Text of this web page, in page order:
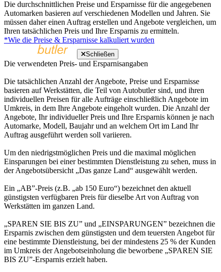
Die durchschnittlichen Preise und Ersparnisse für die angegebenen
Automarken basieren auf verschiedenen Modellen und Jahren. Sie
müssen daher einen Auftrag erstellen und Angebote vergleichen, um
Ihren tatsächlichen Preis und Ihre Ersparnis zu ermitteln.
*Wie die Preise & Ersparnisse kalkuliert wurden
Schließen
Die verwendeten Preis- und Ersparnisangaben
Die tatsächlichen Anzahl der Angebote, Preise und Ersparnisse
basieren auf Werkstätten, die Teil von Autobutler sind, und ihren
individuellen Preisen für alle Aufträge einschließlich Angebote im
Umkreis, in dem Ihre Angebote eingeholt wurden. Die Anzahl der
Angebote, Ihr individueller Preis und Ihre Ersparnis können je nach
Automarke, Modell, Baujahr und an welchem Ort im Land Ihr
Auftrag ausgeführt werden soll variieren.
Um den niedrigstmöglichen Preis und die maximal möglichen
Einsparungen bei einer bestimmten Dienstleistung zu sehen, muss in
der Angebotsübersicht „Das ganze Land“ ausgewählt werden.
Ein „AB”-Preis (z.B. „ab 150 Euro“) bezeichnet den aktuell
günstigsten verfügbaren Preis für dieselbe Art von Auftrag von
Werkstätten im ganzen Land.
„SPAREN SIE BIS ZU” und „EINSPARUNGEN” bezeichnen die
Ersparnis zwischen dem günstigsten und dem teuersten Angebot für
eine bestimmte Dienstleistung, bei der mindestens 25 % der Kunden
im Umkreis der Angebotseinholung die beworbene „SPAREN SIE
BIS ZU”-Ersparnis erzielt haben.